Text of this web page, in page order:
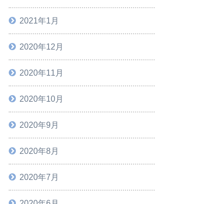
2021年1月
2020年12月
2020年11月
2020年10月
2020年9月
2020年8月
2020年7月